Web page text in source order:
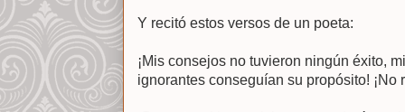
Y recitó estos versos de un poeta:
¡Mis consejos no tuvieron ningún éxito,
ignorantes conseguían su propósito! ¡No